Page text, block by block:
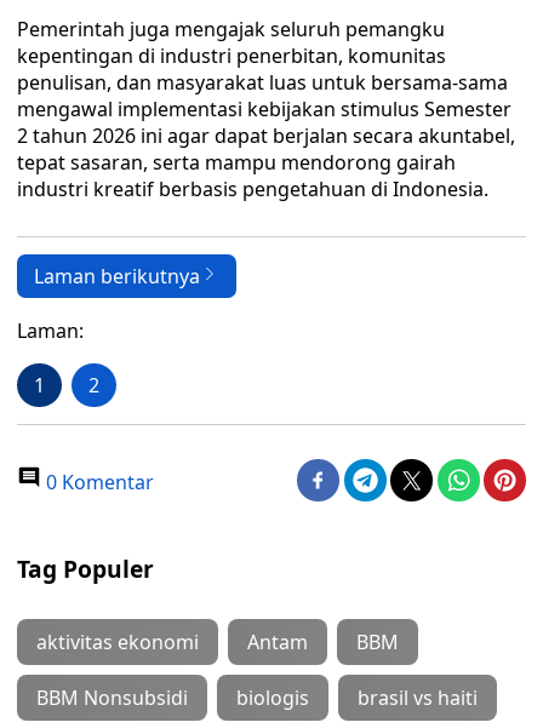
Pemerintah juga mengajak seluruh pemangku
kepentingan di industri penerbitan, komunitas
penulisan, dan masyarakat luas untuk bersama-sama
mengawal implementasi kebijakan stimulus Semester
2 tahun 2026 ini agar dapat berjalan secara akuntabel,
tepat sasaran, serta mampu mendorong gairah
industri kreatif berbasis pengetahuan di Indonesia.
Laman berikutnya
Laman:
1 2
0 Komentar
Tag Populer
aktivitas ekonomi Antam BBM
BBM Nonsubsidi biologis brasil vs haiti